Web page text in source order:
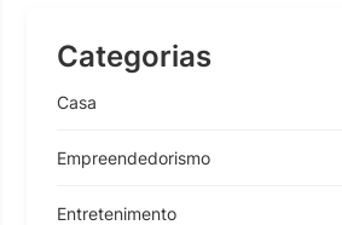
Categorias
Casa
Empreendedorismo
Entretenimento